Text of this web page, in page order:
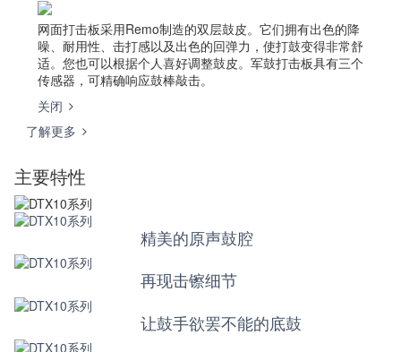
网面打击板采用Remo制造的双层鼓皮。它们拥有出色的降
噪、耐用性、击打感以及出色的回弹力，使打鼓变得非常舒
适。您也可以根据个人喜好调整鼓皮。军鼓打击板具有三个
传感器，可精确响应鼓棒敲击。
关闭
了解更多
主要特性
精美的原声鼓腔
再现击镲细节
让鼓手欲罢不能的底鼓